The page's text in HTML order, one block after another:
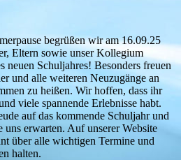
begrüßen wir am 16.09.25
Eltern sowie unser Kollegium
neuen Schuljahres! Besonders freuen
und alle weiteren Neuzugänge an
zu heißen. Wir hoffen, dass ihr
viele spannende Erlebnisse habt.
auf das kommende Schuljahr und
erwarten. Auf unserer Website
über alle wichtigen Termine und
halten.